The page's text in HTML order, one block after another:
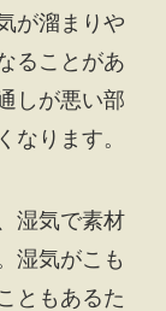
が溜まりや
ることがあ
しが悪い部
なります。
湿気で素材
湿気がこも
ともあるた